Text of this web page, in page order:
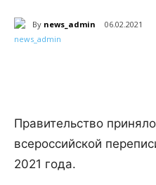
By news_admin 06.02.2021
Правительство
всероссийской
2021 года.